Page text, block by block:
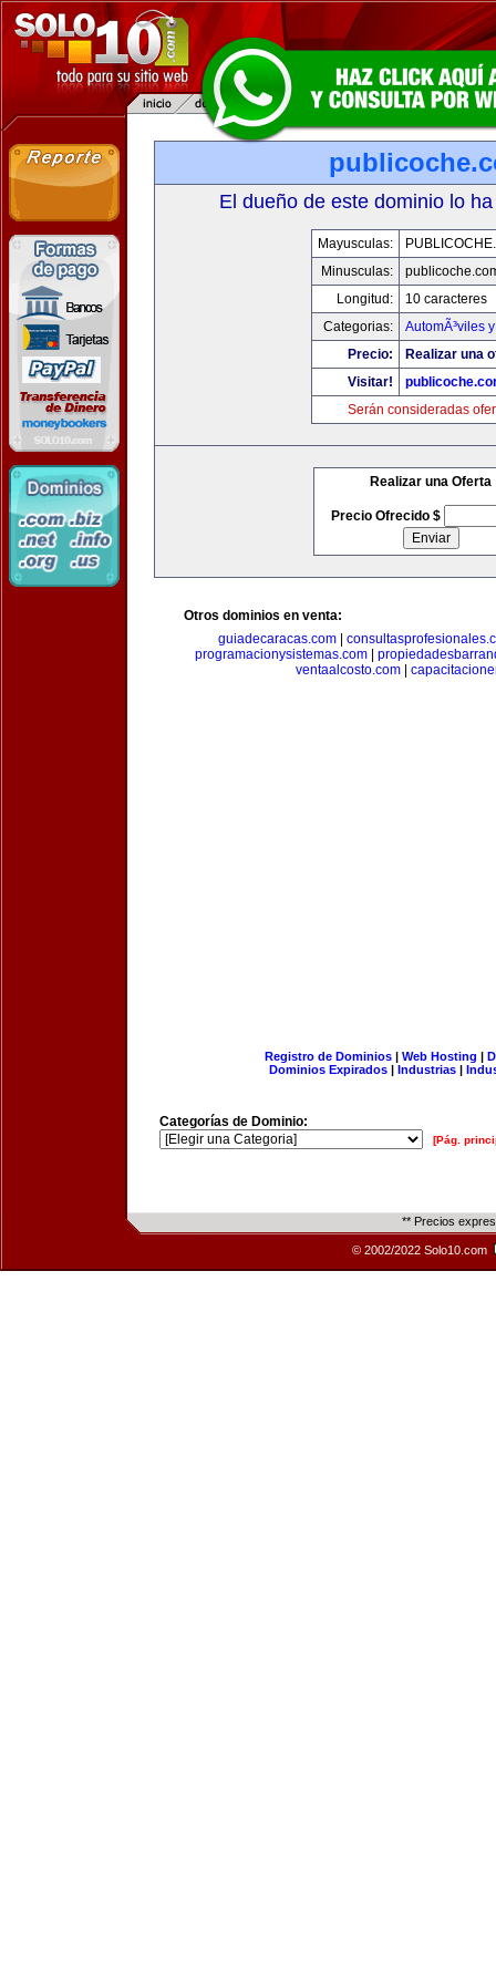
El dueño de este dominio lo
Mayusculas:
Minusculas:
Longitud:
10 caracteres
Categorias:
AutomÃ³viles
Precio:
Realizar una
Visitar!
Serán consideradas
Realizar una Oferta
Precio Ofrecido $
Otros dominios en venta:
guiadecaracas.com
programacionysistemas.com|
ventaalcosto.com|
Registro de Dominios| Web Hosting |
Dominios Expirados | Industrias |
Categorías de Dominio:
[Pág.
** Precios
© 2002/2022 Solo10.com